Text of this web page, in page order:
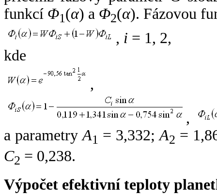
funkcí Φ1(α) a Φ2(α). Fázovou
, i = 1, 2,
kde
,
,
a parametryA1 = 3,332;A2 =
C2 = 0,238.
Výpočet efektivní teploty